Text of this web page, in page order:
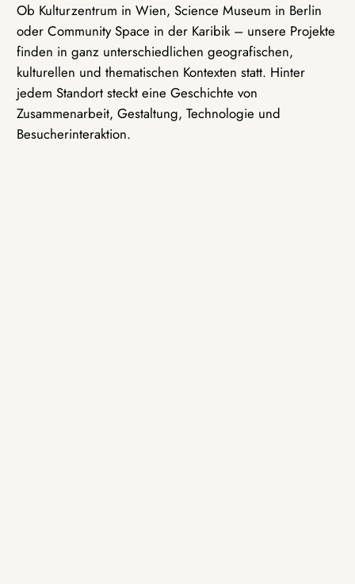
Ob Kulturzentrum in Wien, Science Museum in Berlin
oder Community Space in der Karibik – unsere Projekte
finden in ganz unterschiedlichen geografischen,
kulturellen und thematischen Kontexten statt. Hinter
jedem Standort steckt eine Geschichte von
Zusammenarbeit, Gestaltung, Technologie und
Besucherinteraktion.